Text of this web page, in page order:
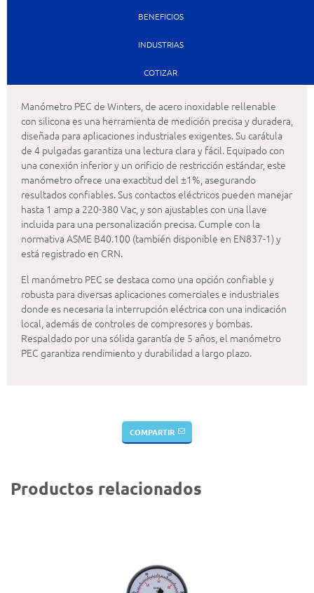
BENEFICIOS
INDUSTRIAS
COTIZAR
Manómetro PEC de Winters, de acero inoxidable rellenable
con silicona es una herramienta de medición precisa y duradera,
diseñada para aplicaciones industriales exigentes. Su carátula
de 4 pulgadas garantiza una lectura clara y fácil. Equipado con
una conexión inferior y un orificio de restricción estándar, este
manómetro ofrece una exactitud del ±1%, asegurando
resultados confiables. Sus contactos eléctricos pueden manejar
hasta 1 amp a 220-380 Vac, y son ajustables con una llave
incluida para una personalización precisa. Cumple con la
normativa ASME B40.100 (también disponible en EN837-1) y
está registrado en CRN.
El manómetro PEC se destaca como una opción confiable y
robusta para diversas aplicaciones comerciales e industriales
donde es necesaria la interrupción eléctrica con una indicación
local, además de controles de compresores y bombas.
Respaldado por una sólida garantía de 5 años, el manómetro
PEC garantiza rendimiento y durabilidad a largo plazo.
COMPARTIR
Productos relacionados